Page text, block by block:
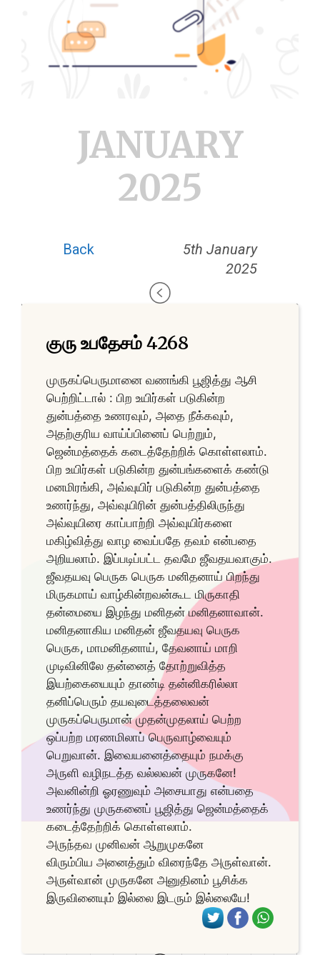
JANUARY
2025
Back
5th January
2025
குரு உபதேசம் 4268
முருகப்பெருமானை வணங்கி பூஜித்து ஆசி
பெற்றிட்டால் : பிற உயிர்கள் படுகின்ற
துன்பத்தை உணரவும், அதை நீக்கவும்,
அதற்குரிய வாய்ப்பினைப் பெற்றும்,
ஜென்மத்தைக் கடைத்தேற்றிக் கொள்ளலாம்.
பிற உயிர்கள் படுகின்ற துன்பங்களைக் கண்டு
மனமிரங்கி, அவ்வுயிர் படுகின்ற துன்பத்தை
உணர்ந்து, அவ்வுயிரின் துன்பத்திலிருந்து
அவ்வுயிரை காப்பாற்றி அவ்வுயிர்களை
மகிழ்வித்து வாழ வைப்பதே தவம் என்பதை
அறியலாம். இப்படிப்பட்ட தவமே ஜீவதயவாகும்.
ஜீவதயவு பெருக பெருக மனிதனாய் பிறந்து
மிருகமாய் வாழ்கின்றவன்கூட மிருகாதி
தன்மையை இழந்து மனிதன் மனிதனாவான்.
மனிதனாகிய மனிதன் ஜீவதயவு பெருக
பெருக, மாமனிதனாய், தேவனாய் மாறி
முடிவினிலே தன்னைத் தோற்றுவித்த
இயற்கையையும் தாண்டி தன்னிகரில்லா
தனிப்பெரும் தயவுடைத்தலைவன்
முருகப்பெருமான் முதன்முதலாய் பெற்ற
ஒப்பற்ற மரணமிலாப் பெருவாழ்வையும்
பெறுவான். இவையனைத்தையும் நமக்கு
அருளி வழிநடத்த வல்லவன் முருகனே!
அவனின்றி ஓரணுவும் அசையாது என்பதை
உணர்ந்து முருகனைப் பூஜித்து ஜென்மத்தைக்
கடைத்தேற்றிக் கொள்ளலாம்.
அருந்தவ முனிவன் ஆறுமுகனே
விரும்பிய அனைத்தும் விரைந்தே அருள்வான்.
அருள்வான் முருகனே அனுதினம் பூசிக்க
இருவினையும் இல்லை இடரும் இல்லையே!